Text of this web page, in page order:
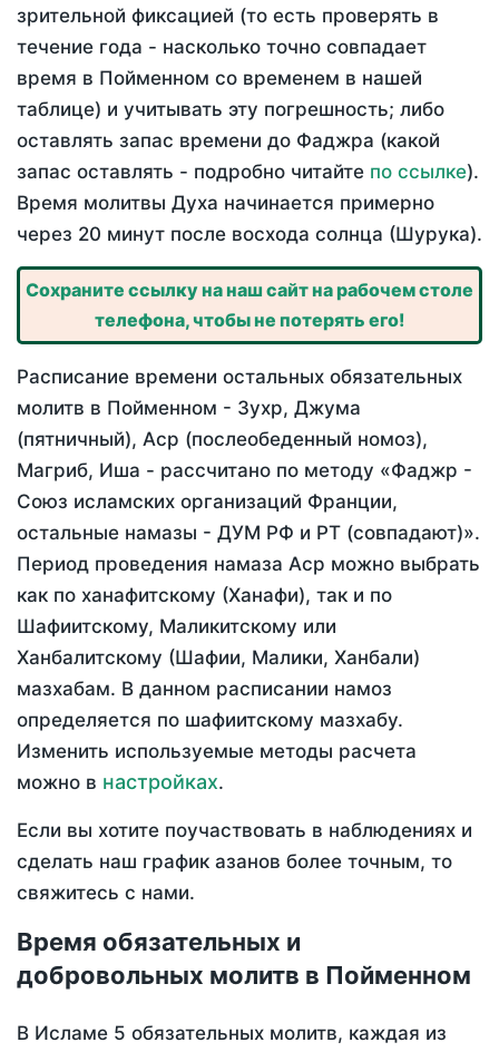
зрительной фиксацией (то есть проверять в
течение года - насколько точно совпадает
время в Пойменном со временем в нашей
таблице) и учитывать эту погрешность; либо
оставлять запас времени до Фаджра (какой
запас оставлять - подробно читайте по ссылке).
Время молитвы Духа начинается примерно
через 20 минут после восхода солнца (Шурука).
Сохраните ссылку на наш сайт на рабочем столе
телефона, чтобы не потерять его!
Расписание времени остальных обязательных
молитв в Пойменном - Зухр, Джума
(пятничный), Аср (послеобеденный номоз),
Магриб, Иша - рассчитано по методу «Фаджр -
Союз исламских организаций Франции,
остальные намазы - ДУМ РФ и РТ (совпадают)».
Период проведения намаза Аср можно выбрать
как по ханафитскому (Ханафи), так и по
Шафиитскому, Маликитскому или
Ханбалитскому (Шафии, Малики, Ханбали)
мазхабам. В данном расписании намоз
определяется по шафиитскому мазхабу.
Изменить используемые методы расчета
можно в настройках.
Если вы хотите поучаствовать в наблюдениях и
сделать наш график азанов более точным, то
свяжитесь с нами.
Время обязательных и
добровольных молитв в Пойменном
В Исламе 5 обязательных молитв, каждая из